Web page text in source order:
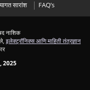
सारांश FAQ’s
नाशिक
इलेक्ट्रॉनिक्स आणि माहिती तंत्रज्ञान
2025